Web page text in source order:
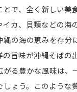
とで、全く新しい美
イカ、貝類などの海
縄の海の恵みを存分
旨味が沖縄そばの
る豊かな風味は、
しょう。このような